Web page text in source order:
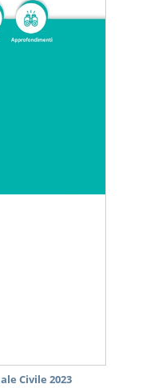
Civile 2023